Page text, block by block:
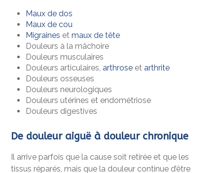
Maux de dos
Maux de cou
Migraines etmaux de tête
Douleurs à la mâchoire
Douleurs musculaires
Douleurs articulaires,arthrose etarthrite
Douleurs osseuses
Douleurs neurologiques
Douleurs utérines et endométriose
Douleurs digestives
De douleur aiguë à douleur chronique
Il arrive parfois que la cause soit retirée et que les
tissus réparés, mais que la douleur continue d’être